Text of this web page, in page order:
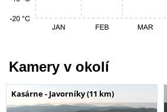
Kamery v okolí
Kasárne - Javorníky (11 km)